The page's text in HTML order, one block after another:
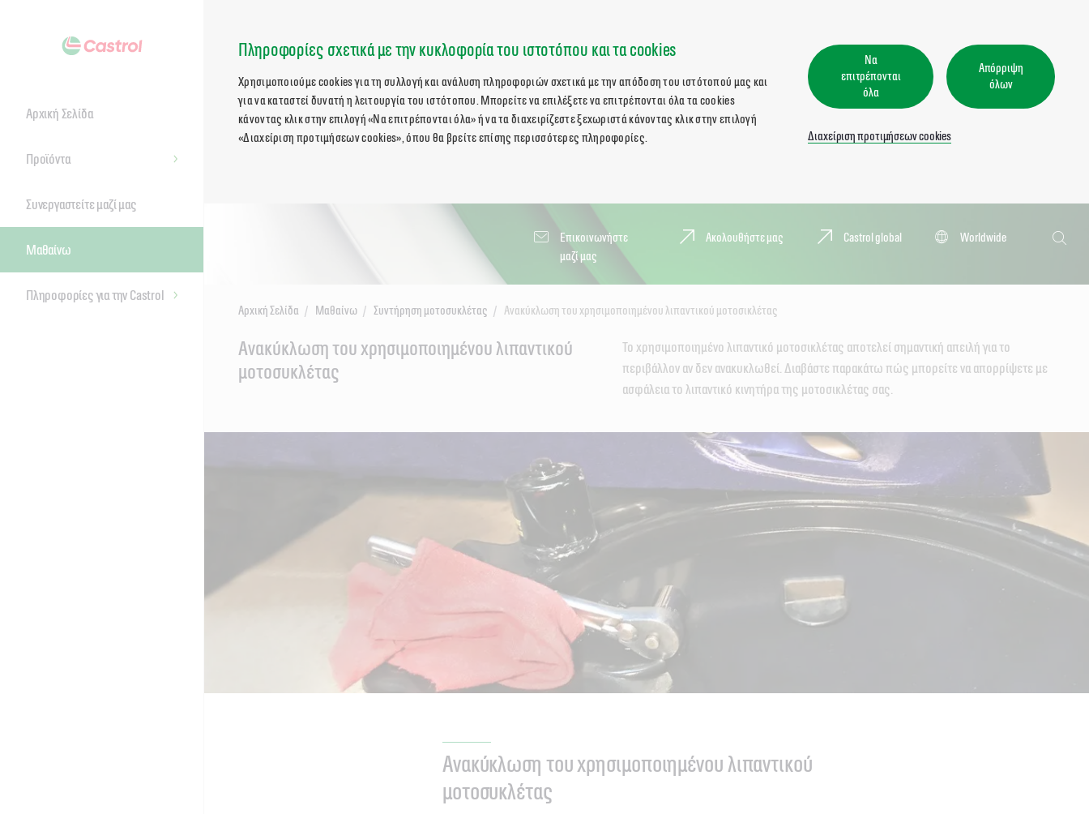
Πληροφορίες σχετικά με την κυκλοφορία του ιστοτόπου και τα cookies
Χρησιμοποιούμε cookies για τη συλλογή και ανάλυση πληροφοριών σχετικά με την απόδοση του ιστότοπού μας και
για να καταστεί δυνατή η λειτουργία του ιστότοπου. Μπορείτε να επιλέξετε να επιτρέπονται όλα τα cookies
κάνοντας κλικ στην επιλογή «Να επιτρέπονται όλα» ή να τα διαχειρίζεστε ξεχωριστά κάνοντας κλικ στην επιλογή
«Διαχείριση προτιμήσεων cookies», όπου θα βρείτε επίσης περισσότερες πληροφορίες.
Να
επιτρέπονται
όλα
Απόρριψη
όλων
Διαχείριση προτιμήσεων cookies
Επικοινωνήστε
μαζί μας
Ακολουθήστε μας Castrol global
Worldwide
Αρχική Σελίδα
Προϊόντα
Συνεργαστείτε μαζί μας
Μαθαίνω
Πληροφορίες για την Castrol
Αρχική Σελίδα Μαθαίνω Συντήρηση μοτοσυκλέτας Ανακύκλωση του χρησιμοποιημένου λιπαντικού μοτοσικλέτας
Ανακύκλωση του χρησιμοποιημένου λιπαντικού
μοτοσυκλέτας
Το χρησιμοποιημένο λιπαντικό μοτοσικλέτας αποτελεί σημαντική απειλή για το
περιβάλλον αν δεν ανακυκλωθεί. Διαβάστε παρακάτω πώς μπορείτε να απορρίψετε με
ασφάλεια το λιπαντικό κινητήρα της μοτοσικλέτας σας.
Ανακύκλωση του χρησιμοποιημένου λιπαντικού
μοτοσυκλέτας